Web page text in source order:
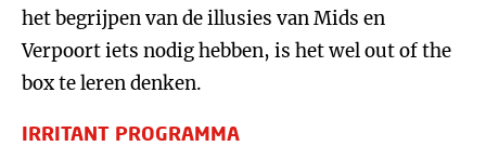
het begrijpen van de illusies van Mids en
Verpoort iets nodig hebben, is het wel out of the
box te leren denken.
IRRITANT PROGRAMMA